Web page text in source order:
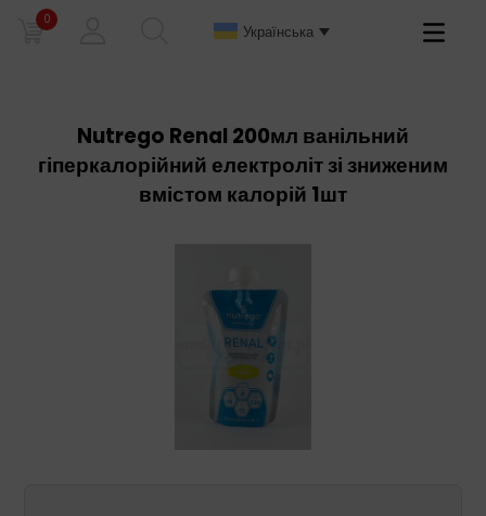
0
Українська
Primary
Nutrego Renal 200мл ванільний
гіперкалорійний електроліт зі зниженим
вмістом калорій 1шт